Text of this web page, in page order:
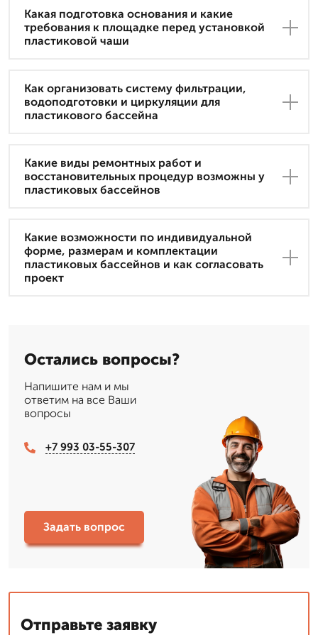
Какая подготовка основания и какие
требования к площадке перед установкой
пластиковой чаши
Как организовать систему фильтрации,
водоподготовки и циркуляции для
пластикового бассейна
Какие виды ремонтных работ и
восстановительных процедур возможны у
пластиковых бассейнов
Какие возможности по индивидуальной
форме, размерам и комплектации
пластиковых бассейнов и как согласовать
проект
Остались вопросы?
Напишите нам и мы
ответим на все Ваши
вопросы
+7 993 03-55-307
Задать вопрос
Отправьте заявку